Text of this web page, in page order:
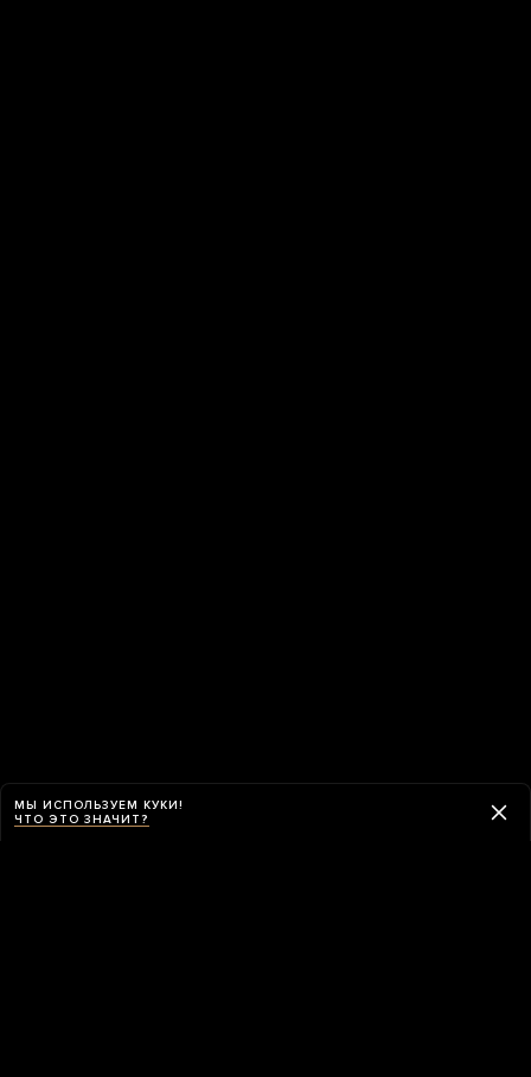
МЫ ИСПОЛЬЗУЕМ КУКИ!
ЧТО ЭТО ЗНАЧИТ?